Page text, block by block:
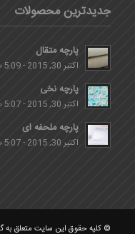
جدیدترین محصولات
پارچه متقال
اکتبر 30, 2015 - 5:09 ب.ظ
پارچه نخی
اکتبر 30, 2015 - 5:07 ب.ظ
پارچه ملحفه ای
اکتبر 30, 2015 - 5:07 ب.ظ
© کلیه حقوق این سایت متعلق به